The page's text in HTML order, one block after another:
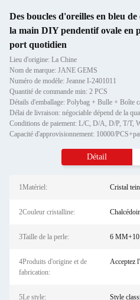
Des boucles d'oreilles en bleu
la main DIY pendentif ovale en
port quotidien
Lieu d'origine: La Chine
Nom de marque: JANE GEMS
Numéro de modèle: Jeanne I-2401011
Quantité de commande min: 2 PCS
Détails d'emballage: Polybag + Bulle + Boîte
Délai de livraison: négociable dépend de la
Conditions de paiement: L/C, D/A, D/P, T/T,
Capacité d'approvisionnement: 10000/
Détail
1Matériel: Cristal
2Couleur cristalline:
3Taille de la perle: 6
4Produits d'origine et de
fabrication:
Acceptez
5Le style: Style